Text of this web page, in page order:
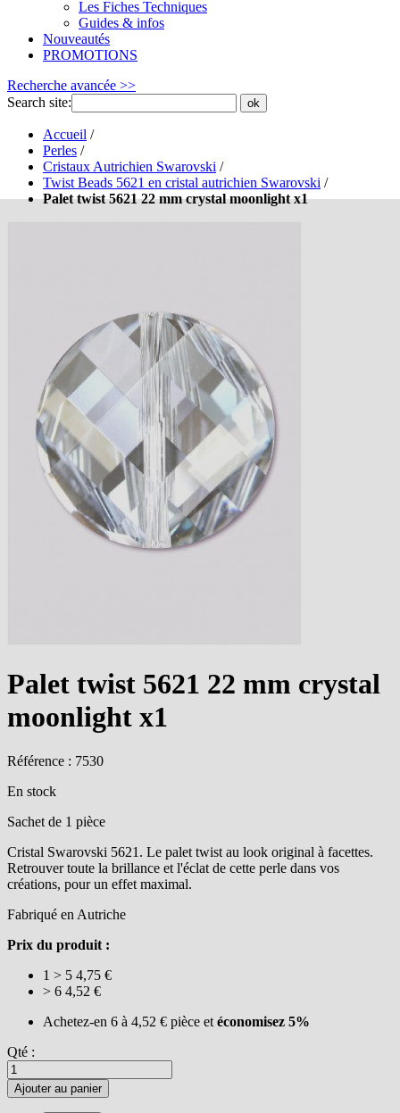
Les Fiches Techniques
Guides & infos
Nouveautés
PROMOTIONS
Recherche avancée >>
Search site:
ok
Accueil /
Perles /
Cristaux Autrichien Swarovski /
Twist Beads 5621 en cristal autrichien Swarovski /
Palet twist 5621 22 mm crystal moonlight x1
Palet twist 5621 22 mm crystal
moonlight x1
Référence : 7530
En stock
Sachet de 1 pièce
Cristal Swarovski 5621. Le palet twist au look original à facettes.
Retrouver toute la brillance et l'éclat de cette perle dans vos
créations, pour un effet maximal.
Fabriqué en Autriche
Prix du produit :
1 > 5 4,75 €
> 6 4,52 €
Achetez-en 6 à 4,52 € pièce et économisez 5%
Qté :
Ajouter au panier